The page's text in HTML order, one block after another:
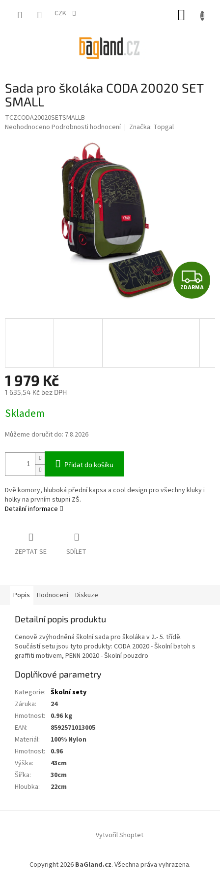
CZK
Sada pro školáka CODA 20020 SET
SMALL
TCZCODA20020SETSMALLB
Průměrné
Neohodnoceno Podrobnosti hodnocení Značka: Topgal
Z
D
A
ZDARMA
1 979 Kč
1 635,54 Kč bez DPH
cena:
Skladem
Můžeme doručit do: 7.8.2026
Přidat do košíku
Dvě komory, hluboká přední kapsa a cool design pro všechny kluky i
holky na prvním stupni ZŠ.
Detailní informace
ZEPTAT SE SDÍLET
Popis Hodnocení Diskuze
Detailní popis produktu
Cenově zvýhodněná školní sada pro školáka v 2.- 5. třídě.
Součástí setu jsou tyto produkty: CODA 20020 - Školní batoh s
graffiti motivem, PENN 20020 - Školní pouzdro
Doplňkové parametry
Kategorie: Školní sety
Záruka:
24
Hmotnost:
0.96 kg
EAN:
8592571013005
Materiál:
100% Nylon
Hmotnost:
0.96
Výška:
43cm
Šířka:
30cm
Hloubka: 22cm
Vytvořil Shoptet
Copyright 2026 BaGland.cz. Všechna práva vyhrazena.